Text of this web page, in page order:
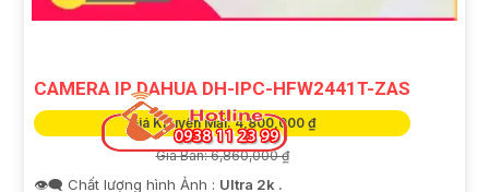
CAMERA IP DAHUA DH-IPC-HFW2441T-ZAS
Giá Khuyến Mại: 4,800,000 ₫
Giá Bán: 6,860,000 ₫
👁️‍🗨 Chất lượng hình Ảnh : Ultra 2k .